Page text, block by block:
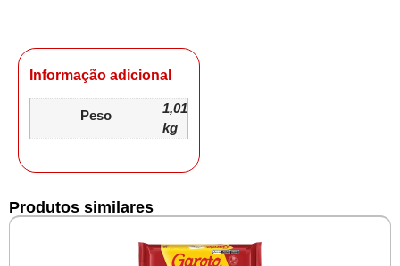
Informação adicional
Peso
1,01
kg
Produtos similares